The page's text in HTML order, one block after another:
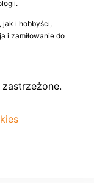
jak i hobbyści,
i zamiłowanie do